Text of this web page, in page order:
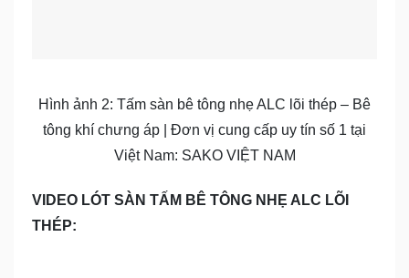
Hình ảnh 2: Tấm sàn bê tông nhẹ ALC lõi thép – Bê
tông khí chưng áp | Đơn vị cung cấp uy tín số 1 tại
Việt Nam: SAKO VIỆT NAM
VIDEO LÓT SÀN TẤM BÊ TÔNG NHẸ ALC LÕI
THÉP: